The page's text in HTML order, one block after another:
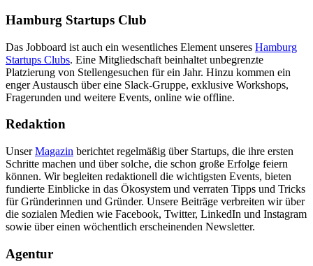
Hamburg Startups Club
Das Jobboard ist auch ein wesentliches Element unseres Hamburg
Startups Clubs. Eine Mitgliedschaft beinhaltet unbegrenzte
Platzierung von Stellengesuchen für ein Jahr. Hinzu kommen ein
enger Austausch über eine Slack-Gruppe, exklusive Workshops,
Fragerunden und weitere Events, online wie offline.
Redaktion
UnserMagazin berichtet regelmäßig über Startups, die ihre ersten
Schritte machen und über solche, die schon große Erfolge feiern
können. Wir begleiten redaktionell die wichtigsten Events, bieten
fundierte Einblicke in das Ökosystem und verraten Tipps und Tricks
für Gründerinnen und Gründer. Unsere Beiträge verbreiten wir über
die sozialen Medien wie Facebook, Twitter, LinkedIn und Instagram
sowie über einen wöchentlich erscheinenden Newsletter.
Agentur